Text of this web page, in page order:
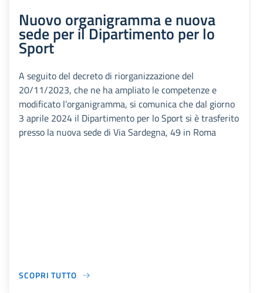
Nuovo organigramma e nuova
sede per il Dipartimento per lo
Sport
A seguito del decreto di riorganizzazione del
20/11/2023, che ne ha ampliato le competenze e
modificato l’organigramma, si comunica che dal giorno
3 aprile 2024 il Dipartimento per lo Sport si è trasferito
presso la nuova sede di Via Sardegna, 49 in Roma
SCOPRI TUTTO